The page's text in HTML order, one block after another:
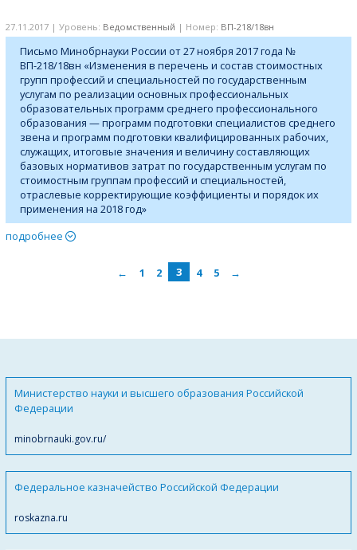
27.11.2017 | Уровень: Ведомственный | Номер: ВП-218/18вн
Письмо Минобрнауки России от 27 ноября 2017 года №
ВП-218/18вн «Изменения в перечень и состав стоимостных
групп профессий и специальностей по государственным
услугам по реализации основных профессиональных
образовательных программ среднего профессионального
образования — программ подготовки специалистов среднего
звена и программ подготовки квалифицированных рабочих,
служащих, итоговые значения и величину составляющих
базовых нормативов затрат по государственным услугам по
стоимостным группам профессий и специальностей,
отраслевые корректирующие коэффициенты и порядок их
применения на 2018 год»
подробнее
← 1 2 3 4 5 →
Министерство науки и высшего образования Российской
Федерации
minobrnauki.gov.ru/
Федеральное казначейство Российской Федерации
roskazna.ru